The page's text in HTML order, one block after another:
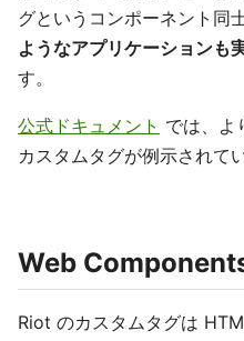
グというコンポーネント同
ようなアプリケーションも
す。
公式ドキュメント では、よ
カスタムタグが例示されて
Web
Riot のカスタムタグは